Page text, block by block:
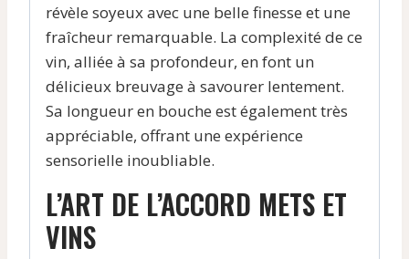
révèle soyeux avec une belle finesse et une
fraîcheur remarquable. La complexité de ce
vin, alliée à sa profondeur, en font un
délicieux breuvage à savourer lentement.
Sa longueur en bouche est également très
appréciable, offrant une expérience
sensorielle inoubliable.
L’ART DE L’ACCORD METS ET
VINS